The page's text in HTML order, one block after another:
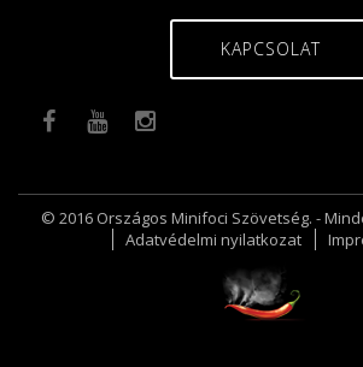
KAPCSOLAT
© 2016 Országos Minifoci Szövetség. -
Adatvédelmi nyilatkozat